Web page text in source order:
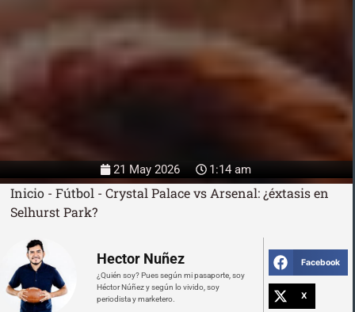
21 May 2026 1:14 am
Inicio - Fútbol - Crystal Palace vs Arsenal: ¿éxtasis en
Selhurst Park?
Hector Nuñez
¿Quién soy? Pues según mi pasaporte, soy
Héctor Núñez y según lo vivido, soy
periodista y marketero.
Facebook
X